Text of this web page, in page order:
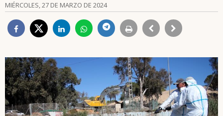
MIÉRCOLES, 27 DE MARZO DE 2024